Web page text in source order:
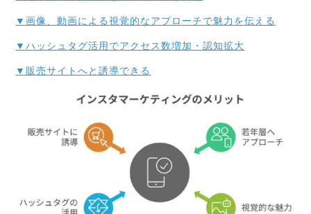
▼画像、動画による視覚的なアプローチで魅力を伝える
▼ハッシュタグ活用でアクセス数増加・認知拡大
▼販売サイトへと誘導できる